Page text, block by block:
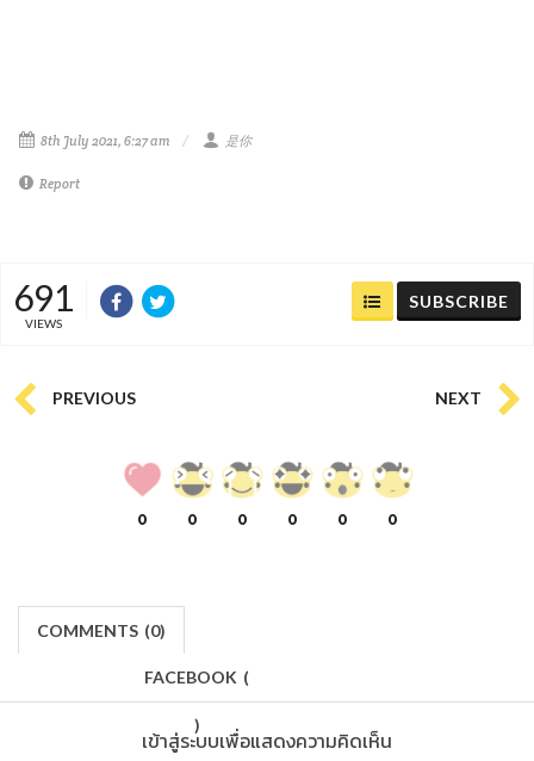
8th July 2021, 6:27 am 是你
Report
691
VIEWS
SUBSCRIBE
PREVIOUS NEXT
0 0 0 0 0 0
COMMENTS (0)
FACEBOOK (
)
เข้าสู่ระบบเพื่อแสดงความคิดเห็น